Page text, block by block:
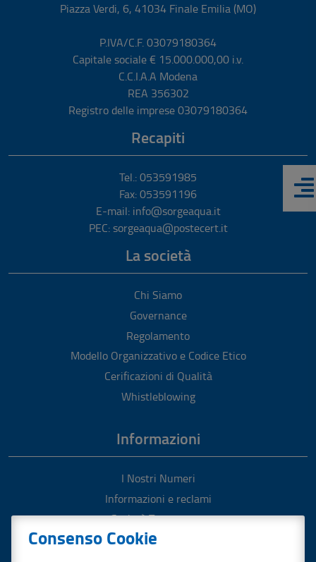
Piazza Verdi, 6, 41034 Finale Emilia (MO)
P.IVA/C.F. 03079180364
Capitale sociale € 15.000.000,00 i.v.
C.C.I.A.A Modena
REA 356302
Registro delle imprese 03079180364
Recapiti
Tel.: 053591985
Fax: 053591196
E-mail: info@sorgeaqua.it
PEC: sorgeaqua@postecert.it
La società
Chi Siamo
Governance
Regolamento
Modello Organizzativo e Codice Etico
Cerificazioni di Qualità
Whistleblowing
Informazioni
I Nostri Numeri
Informazioni e reclami
Società Trasparente
Pronto Intervento
Consenso Cookie